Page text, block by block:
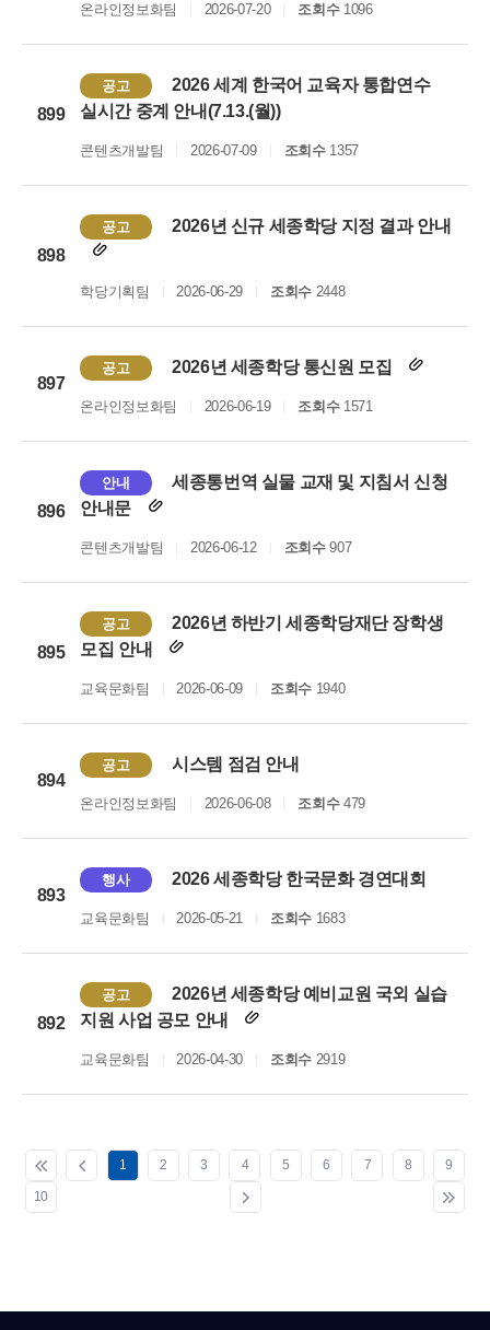
온라인정보화팀 2026-07-20 조회수1096
899
공고
2026 세계 한국어 교육자 통합연수
실시간 중계 안내(7.13.(월))
콘텐츠개발팀 2026-07-09 조회수1357
898
공고 2026년 신규 세종학당 지정 결과 안내
학당기획팀 2026-06-29 조회수2448
897
공고 2026년 세종학당 통신원 모집
온라인정보화팀 2026-06-19 조회수1571
896
안내
세종통번역 실물 교재 및 지침서 신청
안내문
콘텐츠개발팀 2026-06-12 조회수907
895
공고
2026년 하반기 세종학당재단 장학생
모집 안내
교육문화팀 2026-06-09 조회수1940
894
공고 시스템 점검 안내
온라인정보화팀 2026-06-08 조회수479
893
행사 2026 세종학당 한국문화 경연대회
교육문화팀 2026-05-21 조회수1683
892
공고
2026년 세종학당 예비교원 국외 실습
지원 사업 공모 안내
교육문화팀 2026-04-30 조회수2919
1 2 3 4 5 6 7 8 9
10